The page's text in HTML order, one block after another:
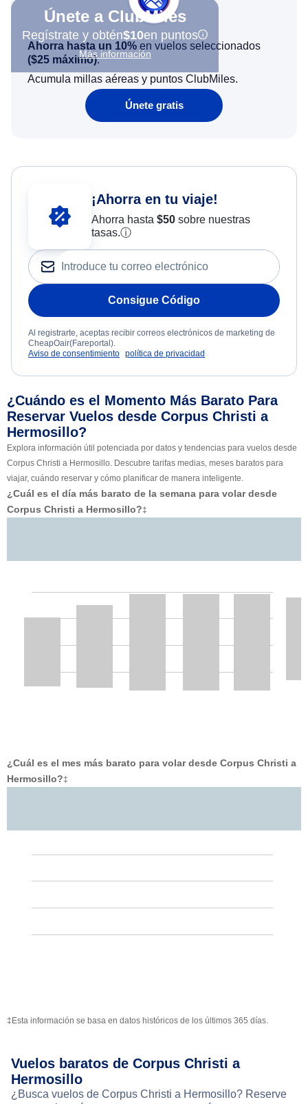
Únete a ClubMiles
Regístrate y obtén$10en puntos
Más información
Ahorra hasta un 10% en vuelos seleccionados
($25 máximo).
Acumula millas aéreas y puntos ClubMiles.
Únete gratis
¡Ahorra en tu viaje!
Ahorra hasta $50sobre nuestras
tasas.ⓘ
Consigue Código
Al registrarte, aceptas recibir correos electrónicos de marketing de
CheapOair(Fareportal).
Aviso de consentimiento política de privacidad
¿Cuándo es el Momento Más Barato Para
Reservar Vuelos desde Corpus Christi a
Hermosillo?
Explora información útil potenciada por datos y tendencias para vuelos desde
Corpus Christi a Hermosillo. Descubre tarifas medias, meses baratos para
viajar, cuándo reservar y cómo planificar de manera inteligente.
¿Cuál es el día más barato de la semana para volar desde
Corpus Christi a Hermosillo?‡
¿Cuál es el mes más barato para volar desde Corpus Christi a
Hermosillo?‡
‡Esta información se basa en datos históricos de los últimos 365 días.
Vuelos baratos de Corpus Christi a
Hermosillo
¿Busca vuelos de Corpus Christi a Hermosillo? Reserve